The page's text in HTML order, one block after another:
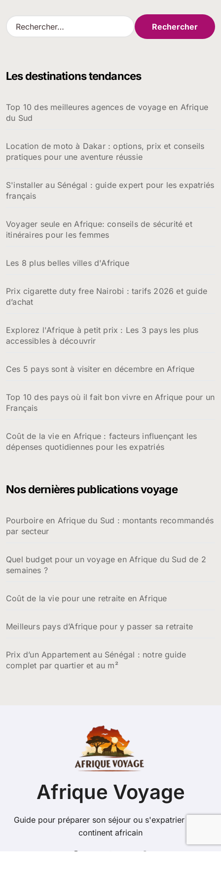
R
e
r
e
r
Les destinations tendances
Top 10 des meilleures agences de voyage en Afrique
du Sud
Location de moto à Dakar : options, prix et conseils
pratiques pour une aventure réussie
S'installer au Sénégal : guide expert pour les expatriés
français
Voyager seule en Afrique: conseils de sécurité et
itinéraires pour les femmes
Les 8 plus belles villes d'Afrique
Prix cigarette duty free Nairobi : tarifs 2026 et guide
d’achat
Explorez l'Afrique à petit prix : Les 3 pays les plus
accessibles à découvrir
Ces 5 pays sont à visiter en décembre en Afrique
Top 10 des pays où il fait bon vivre en Afrique pour un
Français
Coût de la vie en Afrique : facteurs influençant les
dépenses quotidiennes pour les expatriés
Nos dernières publications voyage
Pourboire en Afrique du Sud : montants recommandés
par secteur
Quel budget pour un voyage en Afrique du Sud de 2
semaines ?
Coût de la vie pour une retraite en Afrique
Meilleurs pays d’Afrique pour y passer sa retraite
Prix d’un Appartement au Sénégal : notre guide
complet par quartier et au m²
Afrique Voyage
Guide pour préparer son séjour ou s'expatrier sur le
continent africain